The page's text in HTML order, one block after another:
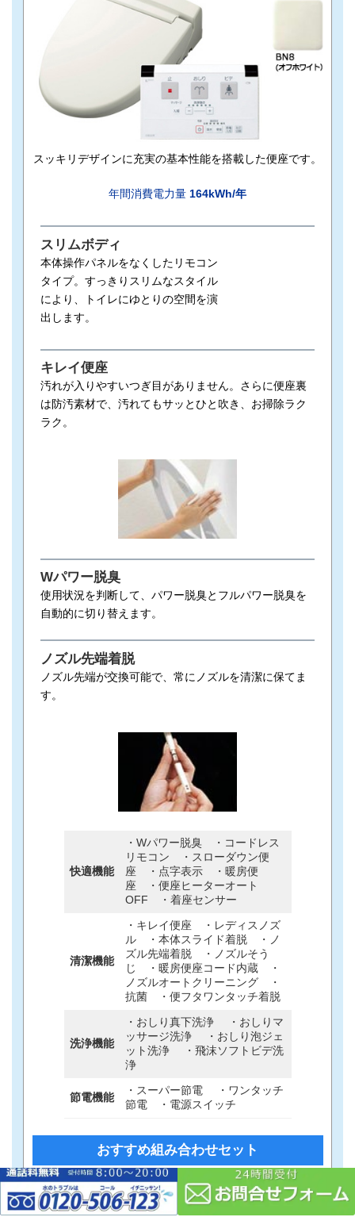
スッキリデザインに充実の基本性能を搭載した便座です。
年間消費電力量 164kWh/年
スリムボディ
本体操作パネルをなくしたリモコン
タイプ。すっきりスリムなスタイル
により、トイレにゆとりの空間を演
出します。
キレイ便座
汚れが入りやすいつぎ目がありません。さらに便座裏
は防汚素材で、汚れてもサッとひと吹き、お掃除ラク
ラク。
Wパワー脱臭
使用状況を判断して、パワー脱臭とフルパワー脱臭を
自動的に切り替えます。
ノズル先端着脱
ノズル先端が交換可能で、常にノズルを清潔に保てま
す。
快適機能
・Wパワー脱臭 ・コードレス
リモコン ・スローダウン便
座 ・点字表示 ・暖房便
座 ・便座ヒーターオート
OFF ・着座センサー
清潔機能
・キレイ便座 ・レディスノズ
ル ・本体スライド着脱 ・ノ
ズル先端着脱 ・ノズルそう
じ ・暖房便座コード内蔵 ・
ノズルオートクリーニング ・
抗菌 ・便フタワンタッチ着脱
洗浄機能
・おしり真下洗浄 ・おしりマ
ッサージ洗浄 ・おしり泡ジェ
ット洗浄 ・飛沫ソフトビデ洗
浄
節電機能
・スーパー節電 ・ワンタッチ
節電 ・電源スイッチ
ム
リ
ン
ク
おすすめ組み合わせセット
アメージュ便器＋RTシリーズ／CW-RT20
ー
プ
リ
ン